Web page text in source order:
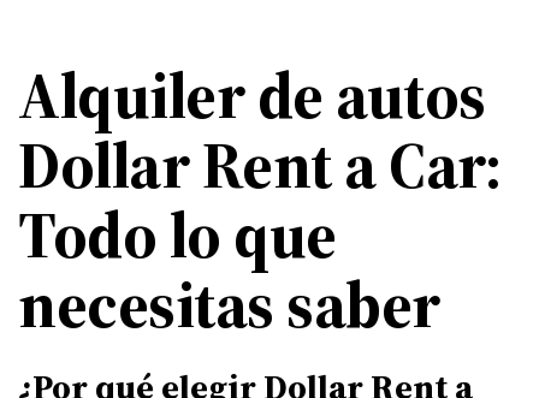
Alquiler de autos
Dollar Rent a Car:
Todo lo que
necesitas saber
¿Por qué elegir Dollar Rent a